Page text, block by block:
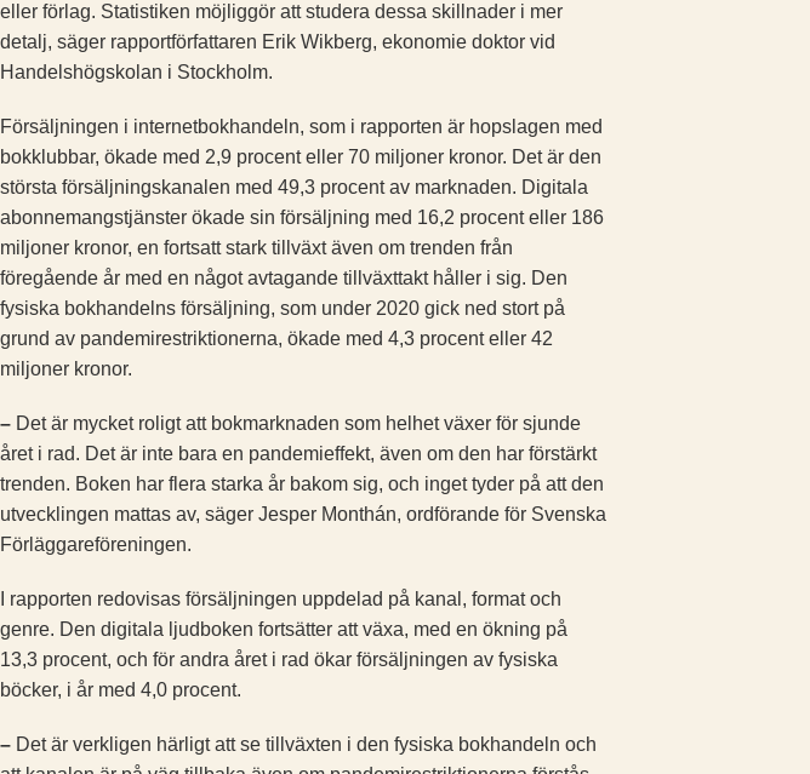
eller förlag. Statistiken möjliggör att studera dessa skillnader i mer
detalj, säger rapportförfattaren Erik Wikberg, ekonomie doktor vid
Handelshögskolan i Stockholm.
Försäljningen i internetbokhandeln, som i rapporten är hopslagen med
bokklubbar, ökade med 2,9 procent eller 70 miljoner kronor. Det är den
största försäljningskanalen med 49,3 procent av marknaden. Digitala
abonnemangstjänster ökade sin försäljning med 16,2 procent eller 186
miljoner kronor, en fortsatt stark tillväxt även om trenden från
föregående år med en något avtagande tillväxttakt håller i sig. Den
fysiska bokhandelns försäljning, som under 2020 gick ned stort på
grund av pandemirestriktionerna, ökade med 4,3 procent eller 42
miljoner kronor.
– Det är mycket roligt att bokmarknaden som helhet växer för sjunde
året i rad. Det är inte bara en pandemieffekt, även om den har förstärkt
trenden. Boken har flera starka år bakom sig, och inget tyder på att den
utvecklingen mattas av, säger Jesper Monthán, ordförande för Svenska
Förläggareföreningen.
I rapporten redovisas försäljningen uppdelad på kanal, format och
genre. Den digitala ljudboken fortsätter att växa, med en ökning på
13,3 procent, och för andra året i rad ökar försäljningen av fysiska
böcker, i år med 4,0 procent.
– Det är verkligen härligt att se tillväxten i den fysiska bokhandeln och